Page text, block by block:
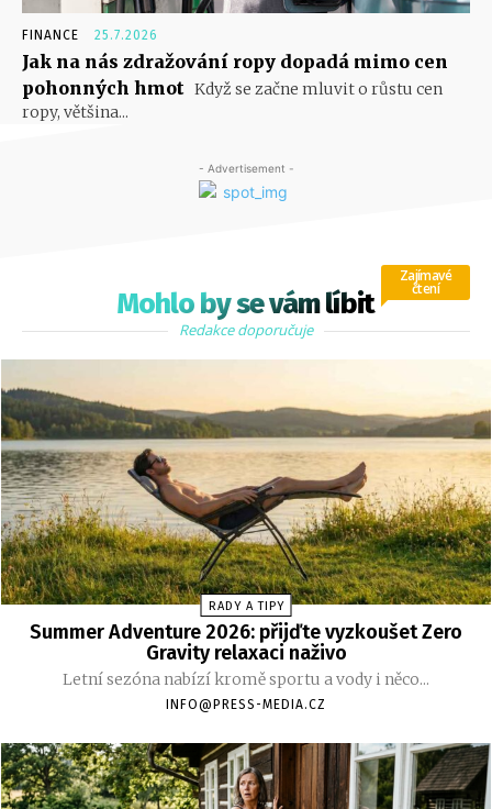
FINANCE 25.7.2026
Jak na nás zdražování ropy dopadá mimo cen
pohonných hmot Když se začne mluvit o růstu cen
ropy, většina...
- Advertisement -
Mohlo by se vám líbit
Zajímavé
čtení
Redakce doporučuje
RADY A TIPY
Summer Adventure 2026: přijďte vyzkoušet Zero
Gravity relaxaci naživo
Letní sezóna nabízí kromě sportu a vody i něco...
INFO@PRESS-MEDIA.CZ